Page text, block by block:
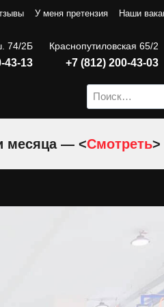
У меня претензия Наши
74/2Б
43-13
Краснопутиловская 65/2
+7 (812) 200-43-03
Найти:
месяца — <Смотреть>